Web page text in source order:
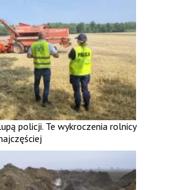
policji. Te wykroczenia rolnicy